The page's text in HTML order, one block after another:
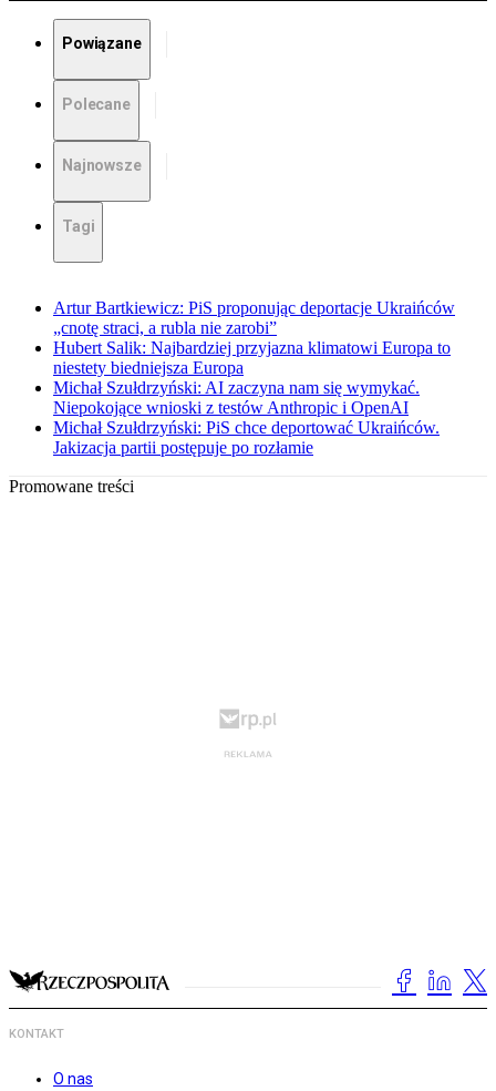
Powiązane
Polecane
Najnowsze
Tagi
Artur Bartkiewicz: PiS proponując deportacje Ukraińców
„cnotę straci, a rubla nie zarobi”
Hubert Salik: Najbardziej przyjazna klimatowi Europa to
niestety biedniejsza Europa
Michał Szułdrzyński: AI zaczyna nam się wymykać.
Niepokojące wnioski z testów Anthropic i OpenAI
Michał Szułdrzyński: PiS chce deportować Ukraińców.
Jakizacja partii postępuje po rozłamie
Promowane treści
KONTAKT
O nas